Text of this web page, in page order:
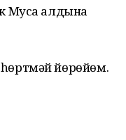
Муса алдына
йөрөйөм.